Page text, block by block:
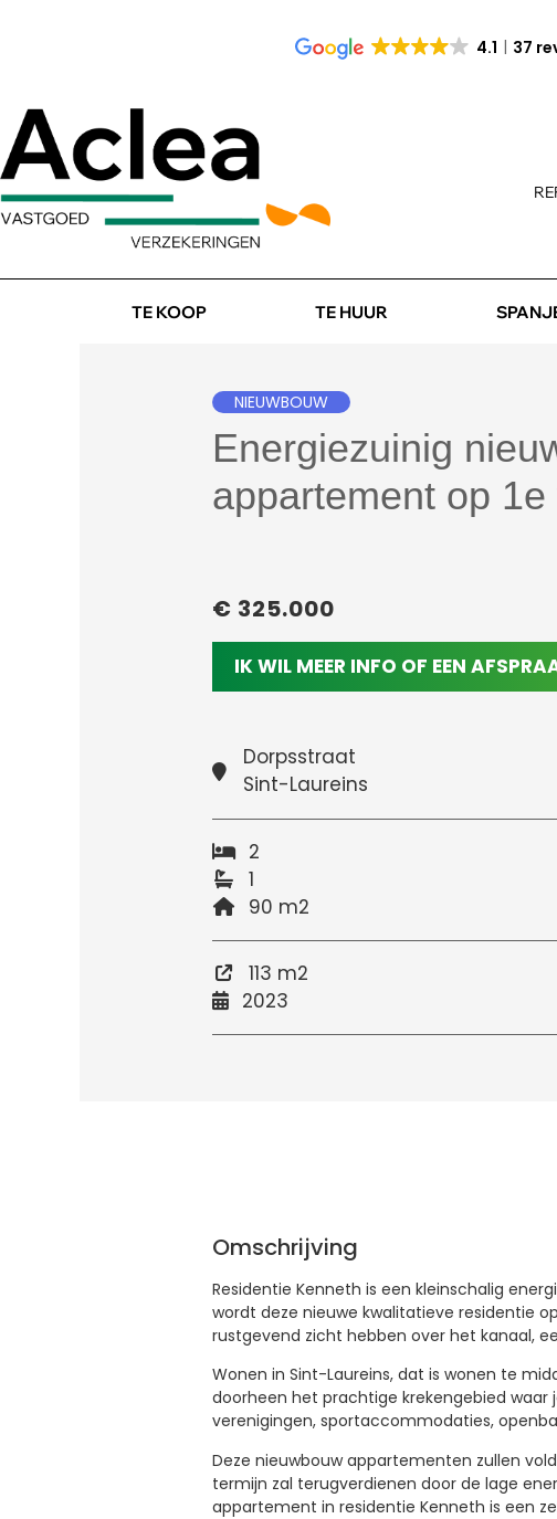
4.1 37
TE KOOP TE HUUR
NIEUWBOUW
Energiezuinig
appartement op 1e
€ 325.000
IK WIL MEER INFO OF EEN
Dorpsstraat
Sint-Laureins
2
1
90 m2
113 m2
2023
Omschrijving
Residentie Kenneth is een kleinschalig
wordt deze nieuwe kwalitatieve residentie
rustgevend zicht hebben over het kanaal,
Wonen in Sint-Laureins, dat is wonen te
doorheen het prachtige krekengebied waar
verenigingen, sportaccommodaties,
Deze nieuwbouw appartementen zullen
termijn zal terugverdienen door de lage
appartement in residentie Kenneth is een